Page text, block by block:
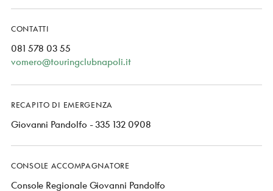
CONTATTI
081 578 03 55
vomero@touringclubnapoli.it
RECAPITO DI EMERGENZA
Giovanni Pandolfo - 335 132 0908
CONSOLE ACCOMPAGNATORE
Console Regionale Giovanni Pandolfo